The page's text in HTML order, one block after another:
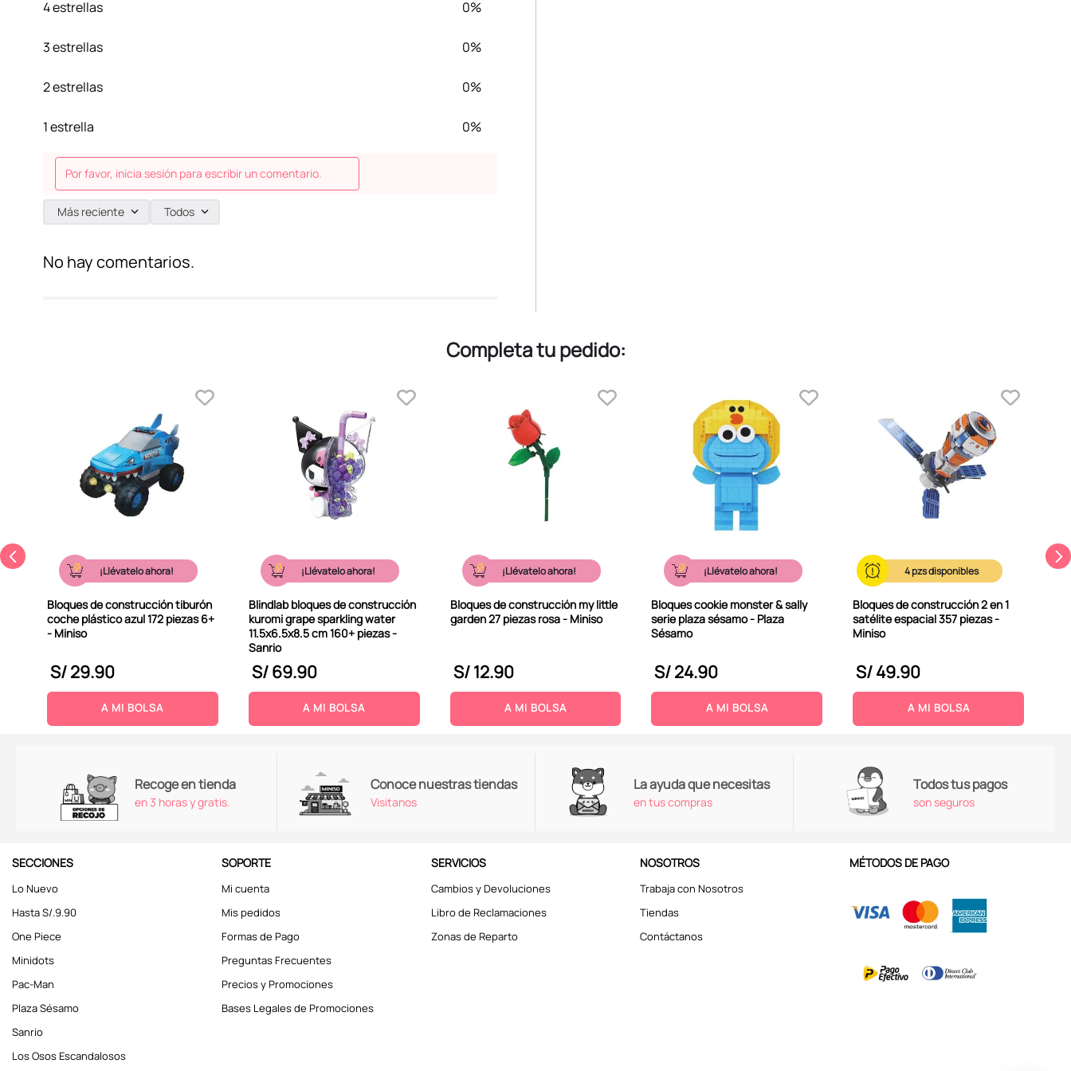
4 estrellas 0%
3 estrellas 0%
2 estrellas 0%
1 estrella 0%
Por favor, inicia sesión para escribir un comentario.
Más reciente Todos
No hay comentarios.
Completa tu pedido:
¡Llévatelo ahora!
Bloques de construcción tiburón
coche plástico azul 172 piezas 6+
- Miniso
S/29.90
A MI BOLSA
¡Llévatelo ahora!
Blindlab bloques de construcción
kuromi grape sparkling water
11.5x6.5x8.5 cm 160+ piezas -
Sanrio
S/69.90
A MI BOLSA
¡Llévatelo ahora!
Bloques de construcción my little
garden 27 piezas rosa - Miniso
S/12.90
A MI BOLSA
¡Llévatelo ahora!
Bloques cookie monster & sally
serie plaza sésamo - Plaza
Sésamo
S/24.90
A MI BOLSA
4
Bloques de construcción 2 en 1
satélite espacial 357 piezas -
Miniso
S/49.90
A MI BOLSA
Recoge en tienda
en 3 horas y gratis.
Conoce nuestras tiendas
Visitanos
La ayuda que necesitas
en tus compras
Todos tus pagos
son seguros
SECCIONES
Lo Nuevo
Hasta S/.9.90
One Piece
Minidots
Pac-Man
Plaza Sésamo
Sanrio
Los Osos Escandalosos
SOPORTE
Mi cuenta
Mis pedidos
Formas de Pago
Preguntas Frecuentes
Precios y Promociones
Bases Legales de Promociones
SERVICIOS
Cambios y Devoluciones
Libro de Reclamaciones
Zonas de Reparto
NOSOTROS
Trabaja con Nosotros
Tiendas
Contáctanos
MÉTODOS DE PAGO